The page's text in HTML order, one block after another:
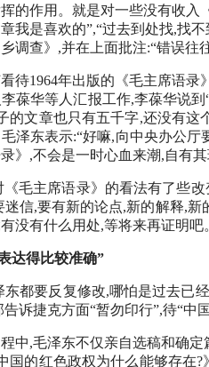
的作用。就是对一些没有收
我是喜欢的”,“过去到处找,找
调查》,并在上面批注:“错误
待1964年出版的《毛主席语
葆华等人汇报工作,李葆华说
的文章也只有五千字,还没有
泽东表示:“好嘛,向中央办公
》,不会是一时心血来潮,自有
毛主席语录》的看法有了些
信,要有新的论点,新的解释,
没有什么用处,等将来再证明吧
达得比较准确”
都要反复修改,哪怕是过去已
诉捷克方面“暂勿印行”,待“中
中,毛泽东不仅亲自选稿和确
国的红色政权为什么能够存在